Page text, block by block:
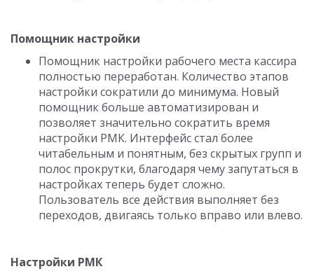
Помощник настройки
Помощник настройки рабочего места кассира
полностью переработан. Количество этапов
настройки сократили до минимума. Новый
помощник больше автоматизирован и
позволяет значительно сократить время
настройки РМК. Интерфейс стал более
читабельным и понятным, без скрытых групп и
полос прокрутки, благодаря чему запутаться в
настройках теперь будет сложно.
Пользователь все действия выполняет без
переходов, двигаясь только вправо или влево.
Настройки РМК